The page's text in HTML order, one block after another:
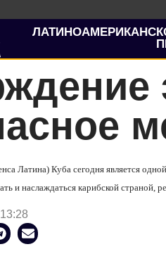
Латина) Куба сегодня является
и наслаждаться карибской страной,